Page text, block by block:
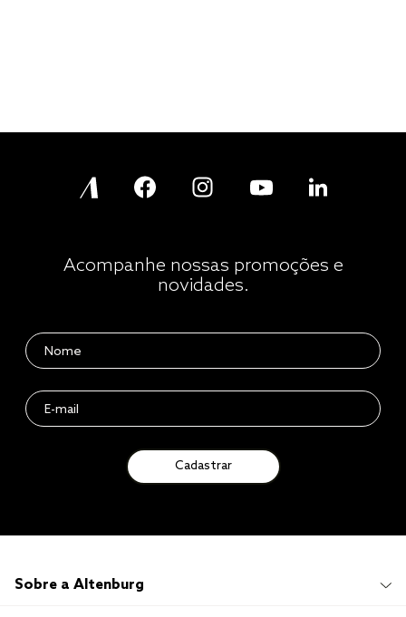
Acompanhe nossas promoções e
novidades.
Cadastrar
Sobre a Altenburg